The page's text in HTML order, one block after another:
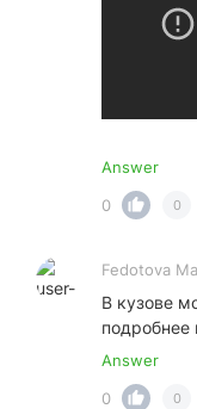
Answer
0
0
Fedotova
В кузове
подробнее
Answer
0
0